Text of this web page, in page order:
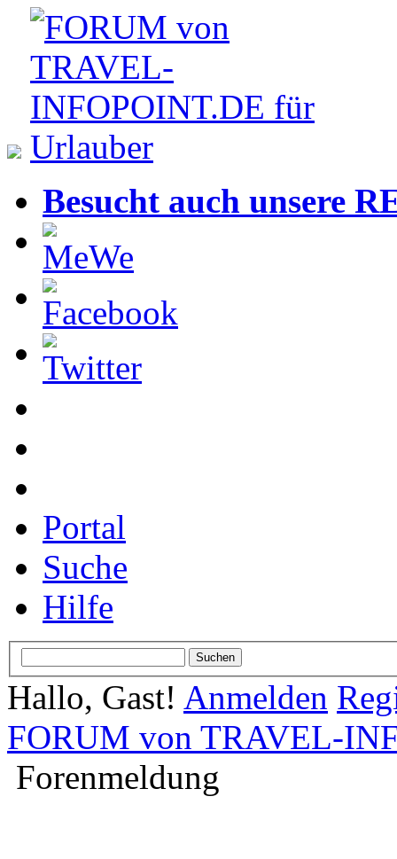
Besucht auch unsere
Portal
Suche
Hilfe
Hallo, Gast! Anmelden
FORUM von TRAVEL-
Forenmeldung